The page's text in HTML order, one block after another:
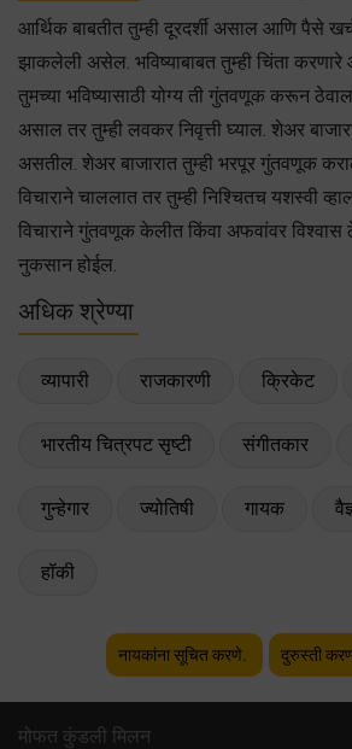
आर्थिक बाबतीत तुम्ही दूरदर्शी असाल आणि पैसे
झाकलेली असेल. भविष्याबाबत तुम्ही चिंता
तुमच्या भविष्यासाठी योग्य ती गुंतवणूक करून
असाल तर तुम्ही लवकर निवृत्ती घ्याल. शेअर
असतील. शेअर बाजारात तुम्ही भरपूर गुंतवणूक
विचाराने चाललात तर तुम्ही निश्चितच यशस्वी
विचाराने गुंतवणूक केलीत किंवा अफवांवर
नुकसान होईल.
अधिक श्रेण्या
व्यापारी राजकारणी क्रिकेट
भारतीय चित्रपट सृष्टी संगीतकार
गुन्हेगार ज्योतिषी गायक
हॉकी
नायकांना सूचित करणे. दुरुस्ती
मोफत कुंडली मिलन